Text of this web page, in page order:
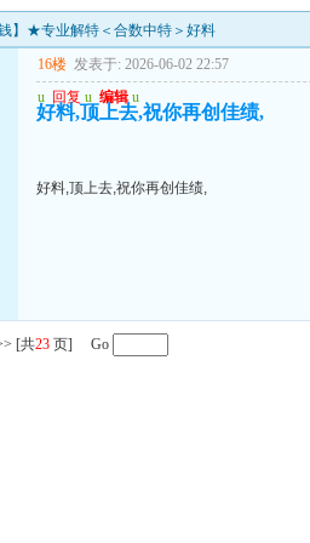
】★专业解特＜合数中特＞好料
16楼 发表于: 2026-06-02 22:57
u 回复 u 编辑 u
好料,顶上去,祝你再创佳绩,
好料,顶上去,祝你再创佳绩,
[共23 页] Go